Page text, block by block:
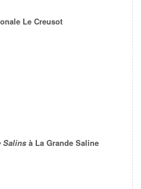
Le Creusot
Salins à La Grande Saline